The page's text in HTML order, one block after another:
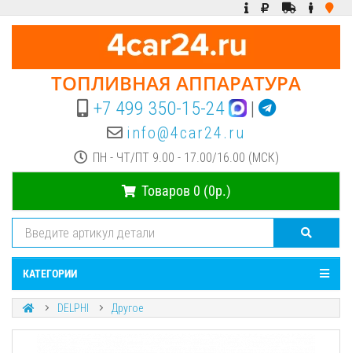
ТОПЛИВНАЯ АППАРАТУРА
+7 499 350-15-24 |
info@4car24.ru
ПН - ЧТ/ПТ 9.00 - 17.00/16.00 (МСК)
Товаров 0 (0р.)
КАТЕГОРИИ
DELPHI Другое